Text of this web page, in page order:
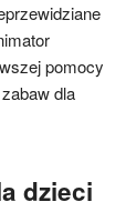
pomocy
dla
dzieci